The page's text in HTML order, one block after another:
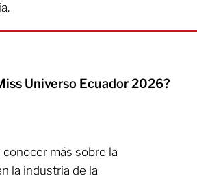
Universo Ecuador 2026?
más sobre la
la industria de la